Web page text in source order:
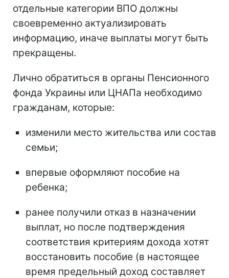
отдельные категории ВПО должны
своевременно актуализировать
информацию, иначе выплаты могут быть
прекращены.
Лично обратиться в органы Пенсионного
фонда Украины или ЦНАПа необходимо
гражданам, которые:
изменили место жительства или состав
семьи;
впервые оформляют пособие на
ребенка;
ранее получили отказ в назначении
выплат, но после подтверждения
соответствия критериям дохода хотят
восстановить пособие (в настоящее
время предельный доход составляет